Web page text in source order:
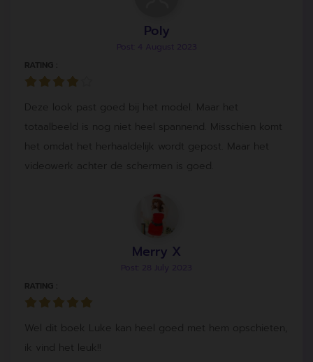
Poly
RATING :
Deze look past goed bij het model. Maar het
totaalbeeld is nog niet heel spannend. Misschien komt
het omdat het herhaaldelijk wordt gepost. Maar het
videowerk achter de schermen is goed.
Merry X
RATING :
Wel dit boek Luke kan heel goed met hem opschieten,
ik vind het leuk!!